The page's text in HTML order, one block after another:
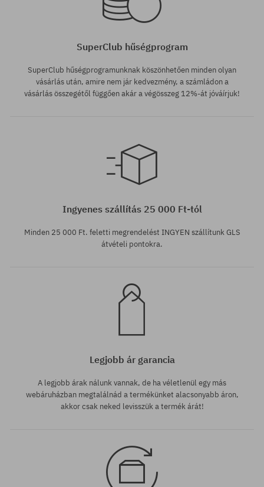
SuperClub hűségprogram
SuperClub hűségprogramunknak köszönhetően minden olyan
vásárlás után, amire nem jár kedvezmény, a számládon a
vásárlás összegétől függően akár a végösszeg 12%-át jóváírjuk!
Ingyenes szállítás 25 000 Ft-tól
Minden 25 000 Ft. feletti megrendelést INGYEN szállítunk GLS
átvételi pontokra.
Legjobb ár garancia
A legjobb árak nálunk vannak, de ha véletlenül egy más
webáruházban megtalálnád a termékünket alacsonyabb áron,
akkor csak neked levisszük a termék árát!